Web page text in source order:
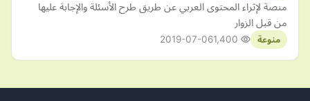
منصة لإثراء المحتوى العربي عن طريق طرح الأسئلة والإجابة عليها
من قبل الزوار
منوعة 2019-07-06